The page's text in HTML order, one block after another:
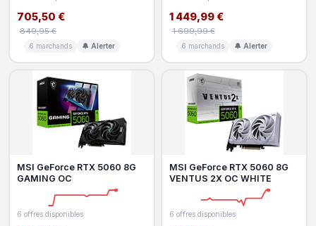
705,50 €
849,95 €
6 marchands 🔔 Alerter
1 449,99 €
1 699,99 €
6 marchands 🔔 Alerter
MSI GeForce RTX 5060 8G
GAMING OC
6 offres disponibles
MSI GeForce RTX 5060 8G
VENTUS 2X OC WHITE
6 offres disponibles